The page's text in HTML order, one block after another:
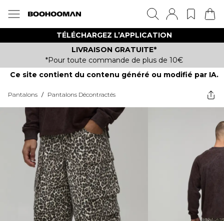
TÉLÉCHARGEZ L’APPLICATION
LIVRAISON GRATUITE*
*Pour toute commande de plus de 10€
Ce site contient du contenu généré ou modifié par IA.
Pantalons / Pantalons Décontractés